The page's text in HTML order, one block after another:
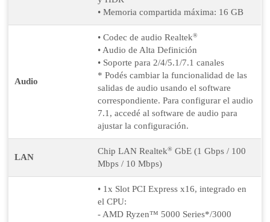
• Memoria compartida máxima: 16 GB
Audio
• Codec de audio Realtek®
• Audio de Alta Definición
• Soporte para 2/4/5.1/7.1 canales
* Podés cambiar la funcionalidad de las
salidas de audio usando el software
correspondiente. Para configurar el audio
7.1, accedé al software de audio para
ajustar la configuración.
LAN
Chip LAN Realtek® GbE (1 Gbps / 100
Mbps / 10 Mbps)
• 1x Slot PCI Express x16, integrado en
el CPU:
- AMD Ryzen™ 5000 Series*/3000